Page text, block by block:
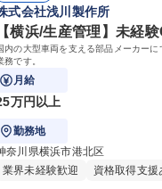
式会社浅川製作所
【横浜/生産管理】未経
内の大型車両を支える部品メーカー
務です。
月給
万円以上
勤務地
奈川県横浜市港北区
業界未経験歓迎
資格取得支援